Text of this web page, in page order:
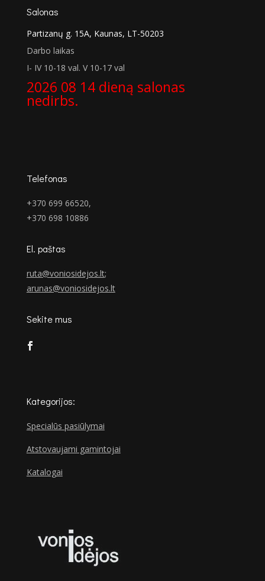
Salonas
Partizanų g. 15A, Kaunas, LT-50203
Darbo laikas
I- IV 10-18 val. V 10-17 val
2026 08 14 dieną salonas
nedirbs.
Telefonas
+370 699 66520,
+370 698 10886
El. paštas
ruta@voniosidejos.lt;
arunas@voniosidejos.lt
Sekite mus
Kategorijos:
Specialūs pasiūlymai
Atstovaujami gamintojai
Katalogai